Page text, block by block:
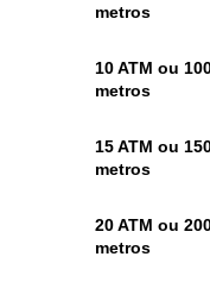
metros
10 ATM ou
metros
15 ATM ou
metros
20 ATM ou
metros